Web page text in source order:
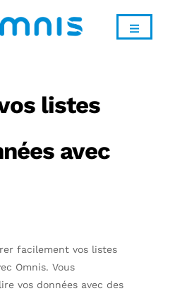
listes
avec
facilement vos listes
Omnis. Vous
vos données avec des